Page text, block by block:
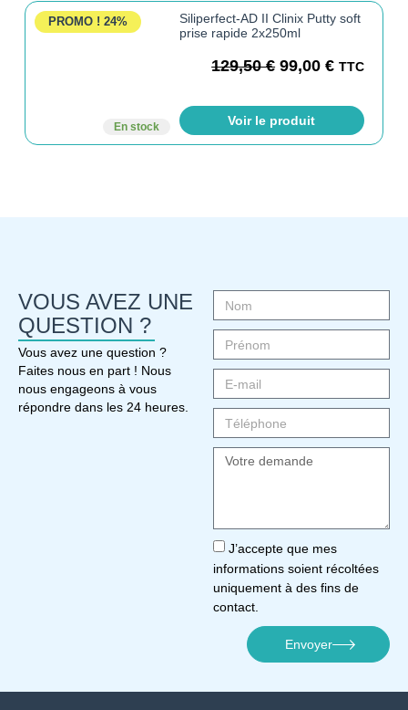
PROMO ! 24%
En stock
Siliperfect-AD II Clinix Putty soft
prise rapide 2x250ml
129,50€ 99,00€ TTC
Voir le produit
VOUS AVEZ UNE
QUESTION ?
Vous avez une question ?
Faites nous en part ! Nous
nous engageons à vous
répondre dans les 24 heures.
J’accepte que mes
informations soient récoltées
uniquement à des fins de
contact.
Envoyer